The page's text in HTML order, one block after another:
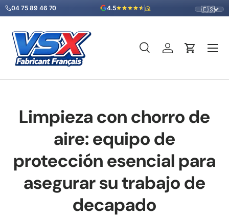
Ir al contenido
04 75 89 46 70 4.5 🇪🇸
Buscar
Tipo de producto
BuscarIniciar sesión
Carrito
Menú
Limpieza con chorro de
aire: equipo de
protección esencial para
asegurar su trabajo de
decapado